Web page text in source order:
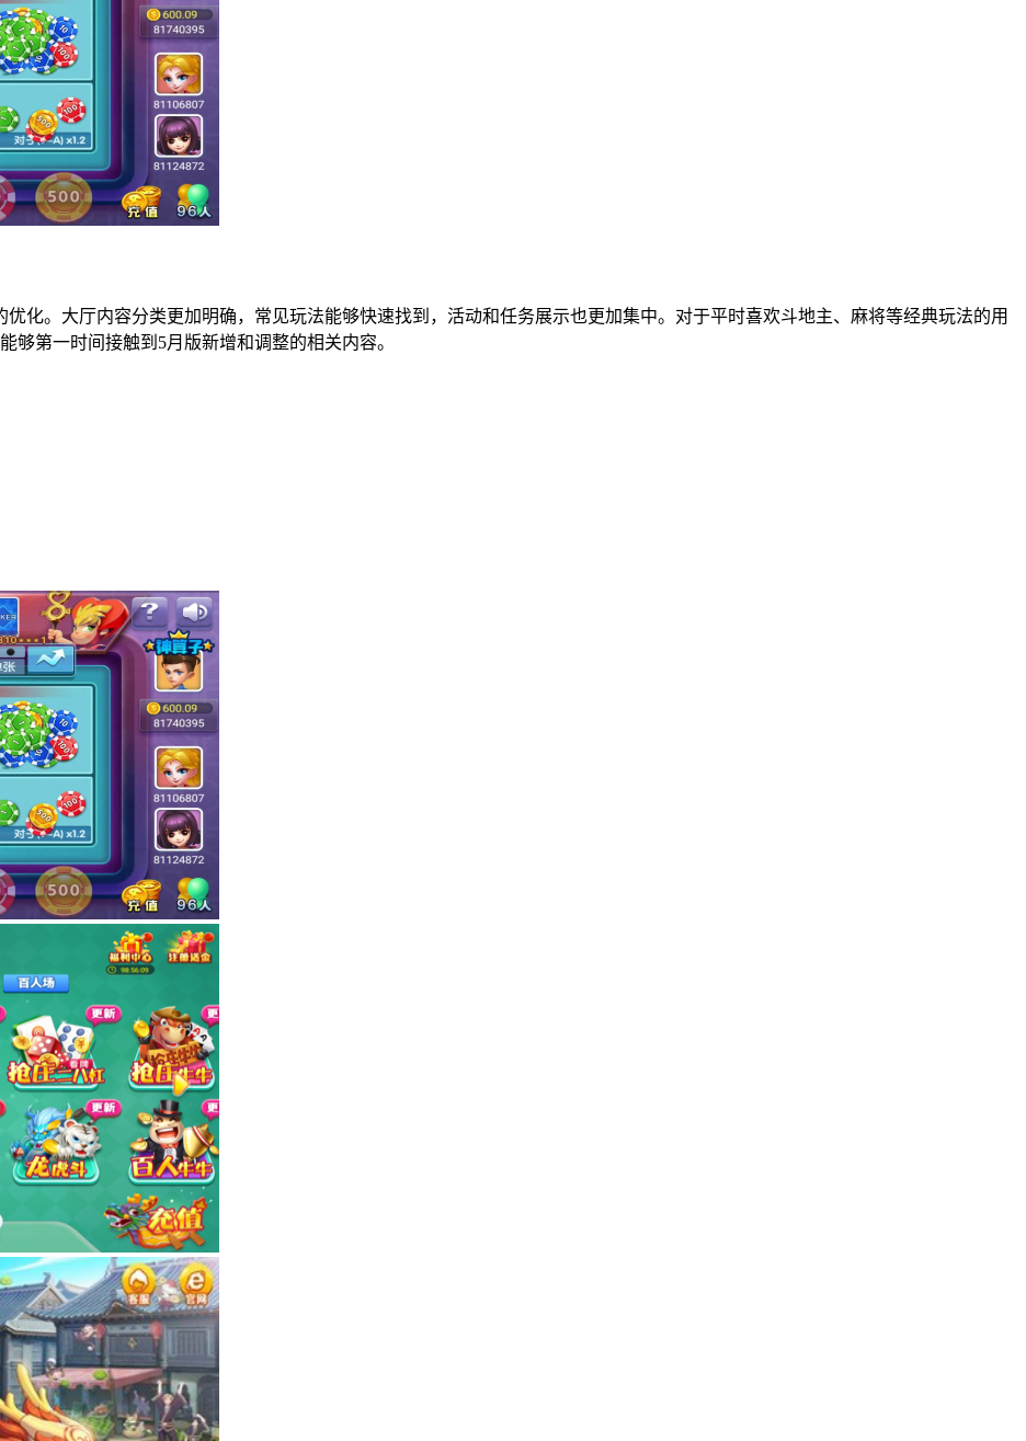
化。大厅内容分类更加明确，常见玩法能够快速找到，活动和任务展示也更加集中。对于平时喜欢斗地主、麻将等经典玩法的用
够第一时间接触到5月版新增和调整的相关内容。